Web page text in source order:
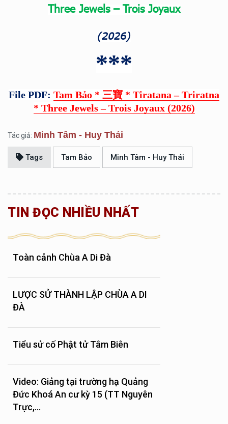
Three Jewels – Trois Joyaux
(2026)
***
File PDF: Tam Bảo * 三寶 * Tiratana – Triratna
* Three Jewels – Trois Joyaux (2026)
Tác giả: Minh Tâm - Huy Thái
Tags Tam Bảo Minh Tâm - Huy Thái
TIN ĐỌC NHIỀU NHẤT
Toàn cảnh Chùa A Di Đà
LƯỢC SỬ THÀNH LẬP CHÙA A DI
ĐÀ
Tiểu sử cố Phật tử Tâm Biên
Video: Giảng tại trường hạ Quảng
Đức Khoá An cư kỳ 15 (TT Nguyên
Trực,...